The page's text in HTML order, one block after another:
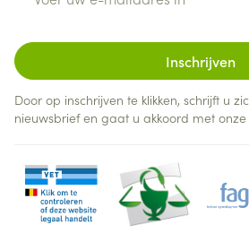
Inschrijven
Door op inschrijven te klikken, schrijft u
nieuwsbrief en gaat u akkoord met onze